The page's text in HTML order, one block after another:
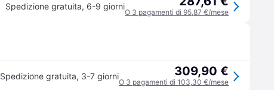
Spedizione gratuita, 6-9 giorni
O 3 pagamenti di 95,87 €/mese
Spedizione gratuita, 3-7 giorni 309,90 €
O 3 pagamenti di 103,30 €/mese